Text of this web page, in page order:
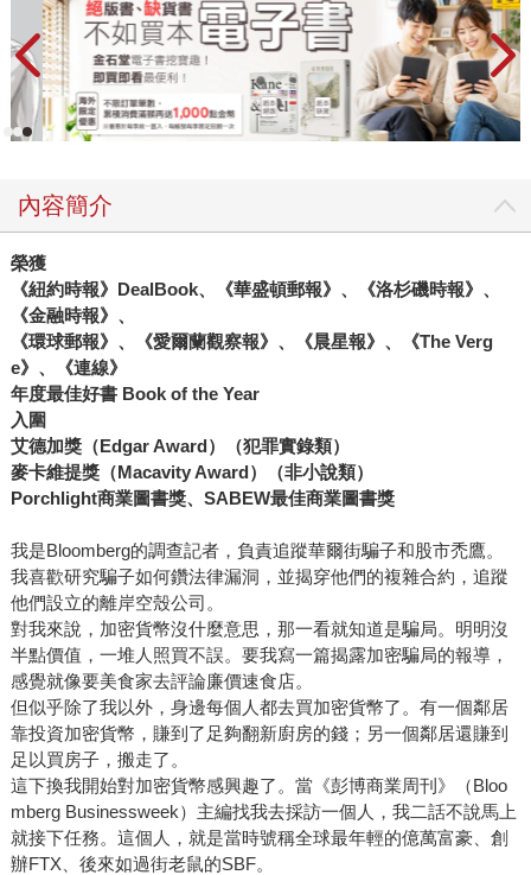
內容簡介
榮獲
《紐約時報》DealBook、《華盛頓郵報》、《洛杉磯時報》、
《金融時報》、
《環球郵報》、《愛爾蘭觀察報》、《晨星報》、《The Verg
e》、《連線》
年度最佳好書 Book of the Year
入圍
艾德加獎（Edgar Award）（犯罪實錄類）
麥卡維提獎（Macavity Award）（非小說類）
Porchlight商業圖書獎、SABEW最佳商業圖書獎
我是Bloomberg的調查記者，負責追蹤華爾街騙子和股市禿鷹。
我喜歡研究騙子如何鑽法律漏洞，並揭穿他們的複雜合約，追蹤
他們設立的離岸空殼公司。
對我來說，加密貨幣沒什麼意思，那一看就知道是騙局。明明沒
半點價值，一堆人照買不誤。要我寫一篇揭露加密騙局的報導，
感覺就像要美食家去評論廉價速食店。
但似乎除了我以外，身邊每個人都去買加密貨幣了。有一個鄰居
靠投資加密貨幣，賺到了足夠翻新廚房的錢；另一個鄰居還賺到
足以買房子，搬走了。
這下換我開始對加密貨幣感興趣了。當《彭博商業周刊》（Bloo
mberg Businessweek）主編找我去採訪一個人，我二話不說馬上
就接下任務。這個人，就是當時號稱全球最年輕的億萬富豪、創
辦FTX、後來如過街老鼠的SBF。